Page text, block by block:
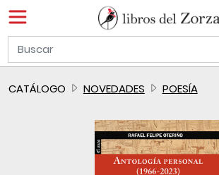
CATÁLOGO NOVEDADES POESÍA